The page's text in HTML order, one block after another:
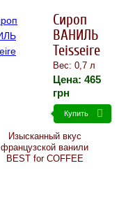
Сироп
ВАНИЛЬ
Teisseire
Вес: 0,7 л
Цена: 465
грн
Купить
Изысканный вкус
французской ванили
BEST for COFFEE